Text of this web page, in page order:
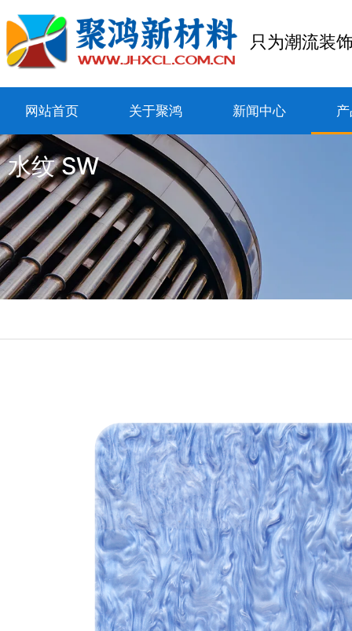
只为潮流装
网站首页 关于聚鸿 新闻中心
水纹 SW